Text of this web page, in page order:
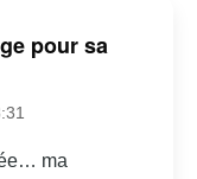
pour sa
ma